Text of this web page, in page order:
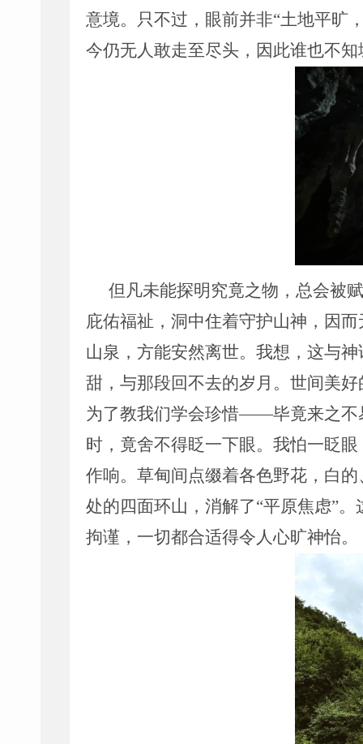
意境。只不过，眼前并非“土地平旷
今仍无人敢走至尽头，因此谁也不
但凡未能探明究竟之物，总会被
庇佑福祉，洞中住着守护山神，因
山泉，方能安然离世。我想，这与
甜，与那段回不去的岁月。世间美
为了教我们学会珍惜——毕竟来之
时，竟舍不得眨一下眼。我怕一眨眼
作响。草甸间点缀着各色野花，白
处的四面环山，消解了“平原焦虑”。
拘谨，一切都合适得令人心旷神怡。